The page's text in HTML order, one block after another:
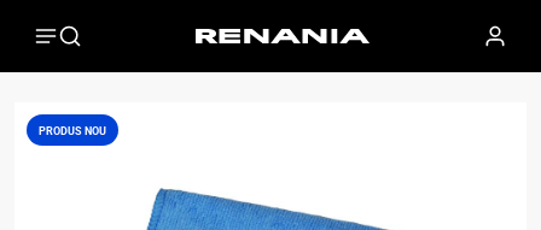
PRODUS NOU